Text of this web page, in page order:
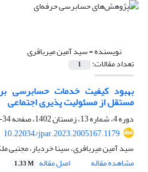
نویسنده =سید آمین میرباقری
تعداد مقالات: 1
بهبود کیفیت خدمات حسابرسی
مستقل از مسئولیت پذیری اجتماعی
دوره 4، شماره 13، زمستان 1402، صفحه
34-57
10.22034/jpar.2023.2005167.1179
سید آمین میرباقری، سینا خردیار، مجتبی
مشاهده مقاله
اصل مقاله 1.33 M